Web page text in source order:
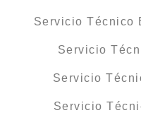
Servicio Técnico
Servicio
Servicio
Servicio